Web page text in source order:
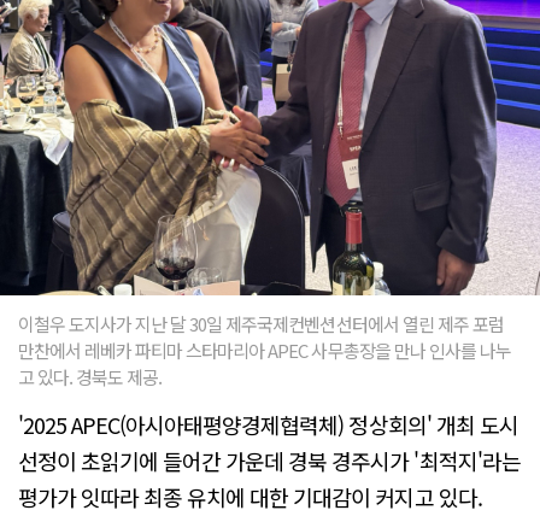
이철우 도지사가 지난 달 30일 제주국제컨벤션선터에서 열린 제주 포럼
만찬에서 레베카 파티마 스타마리아 APEC 사무총장을 만나 인사를 나누
고 있다. 경북도 제공.
'2025 APEC(아시아태평양경제협력체) 정상회의' 개최 도시
선정이 초읽기에 들어간 가운데 경북 경주시가 '최적지'라는
평가가 잇따라 최종 유치에 대한 기대감이 커지고 있다.